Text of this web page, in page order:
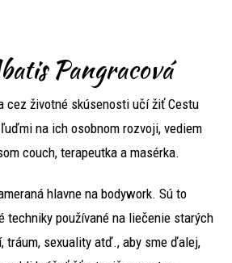
Pangracová
cez životné skúsenosti učí žiť Cestu
na ich osobnom rozvoji, vediem
couch, terapeutka a masérka.
hlavne na bodywork. Sú to
techniky používané na liečenie starých
tráum, sexuality atď., aby sme ďalej,